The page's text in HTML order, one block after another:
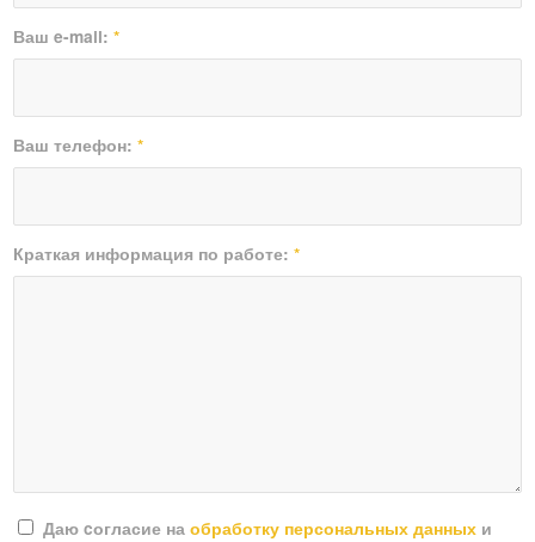
Ваш e-mail:*
Ваш телефон:*
Краткая информация по работе:*
Даю cогласие наобработку персональных данных и